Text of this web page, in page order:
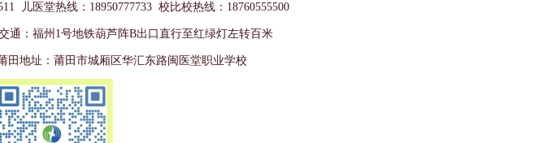
儿医堂热线 ： 18950777733 校比校热线：18760555500
通：福州1号地铁葫芦阵B出口直行至红绿灯左转百米
田地址： 莆田市城厢区华汇东路闽医堂职业学校